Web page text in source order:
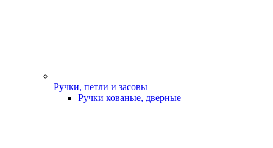
Ручки, петли и засовы
Ручки кованые, дверные